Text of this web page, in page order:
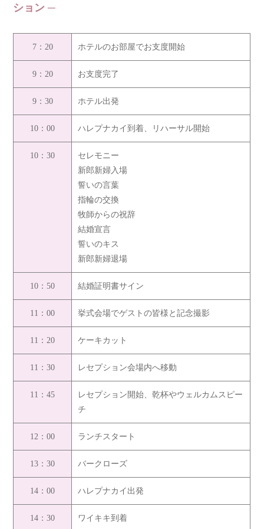
ション
7：20 ホテルのお部屋でお支度開始
9：20 お支度完了
9：30 ホテル出発
10：00 ハレプナカイ到着、リハーサル開始
10：30
セレモニー
新郎新婦入場
誓いの言葉
指輪の交換
牧師からの祝辞
結婚宣言
誓いのキス
新郎新婦退場
10：50 結婚証明書サイン
11：00 挙式会場でゲストの皆様と記念撮影
11：20 ケーキカット
11：30 レセプション会場内へ移動
11：45
レセプション開始、乾杯やウェルカムスピー
チ
12：00 ランチスタート
13：30 バークローズ
14：00 ハレプナカイ出発
14：30 ワイキキ到着